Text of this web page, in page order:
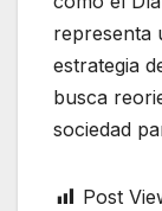
representa
estrategia
busca
sociedad
Post